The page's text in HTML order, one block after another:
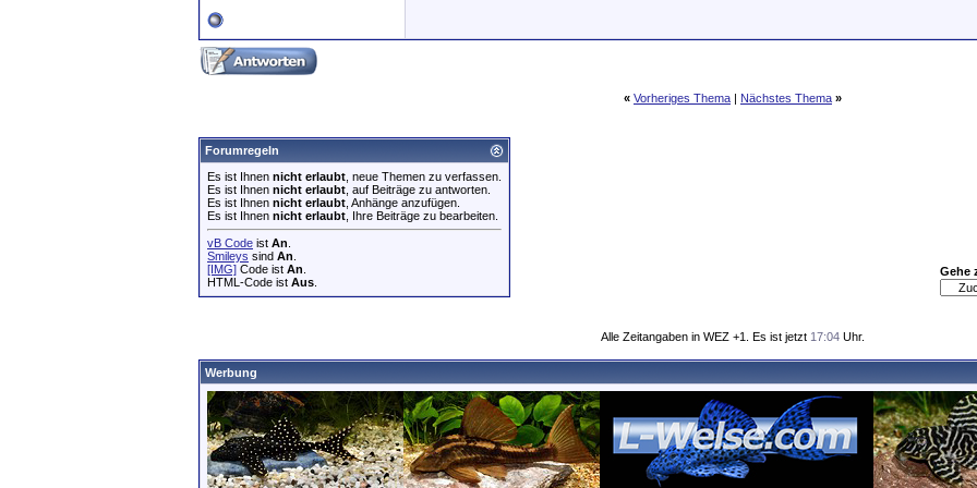
« Vorheriges Thema | Nächstes Thema »
Forumregeln
Es ist Ihnen nicht erlaubt , neue Themen zu verfassen.
Es ist Ihnen nicht erlaubt , auf Beiträge zu antworten.
Es ist Ihnen nicht erlaubt , Anhänge anzufügen.
Es ist Ihnen nicht erlaubt , Ihre Beiträge zu bearbeiten.
vB Code ist An
Smileys sind An
[IMG] Code ist An
HTML-Code ist Aus
Gehe
Alle Zeitangaben in WEZ +1. Es ist jetzt 17:04 Uhr.
Werbung